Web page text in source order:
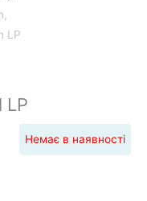
LP
Немає в наявності
ROCK